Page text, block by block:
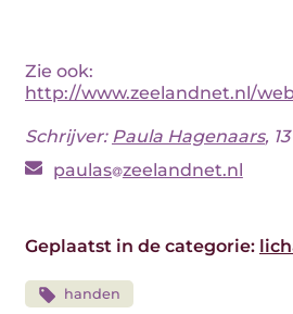
Zie ook:
http://www.zeelandnet.nl/
Schrijver: Paula Hagenaars,
paulas zeelandnet.nl
Geplaatst in de categorie:
handen